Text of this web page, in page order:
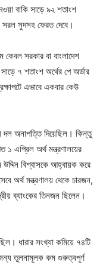
বাকি সাড়ে ৯২ শতাংশ
সরল সুদসহ ফেরত দেবে।
কেবল সরকার বা বাংলাদেশ
৭ শতাংশ অর্থের পে অর্ডার
এভাবে একবার কেউ
দল অনাপত্তি দিয়েছিল। কিন্তু
১ এপ্রিল অর্থ মন্ত্রণালয়ের
বিশ্বাসকে আহ্বায়ক করে
অর্থ মন্ত্রণালয় থেকে চারজন,
ব্যাংকের তিনজন ছিলেন।
ধারার সংখ্যা কমিয়ে ৭৪টি
তুলনামূলক কম গুরুত্বপূর্ণ